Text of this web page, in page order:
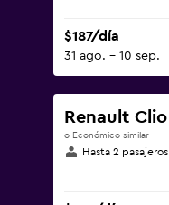
$187/día
31 ago. - 10 sep.
Renault Clio
o Económico similar
Hasta 2 pasajeros